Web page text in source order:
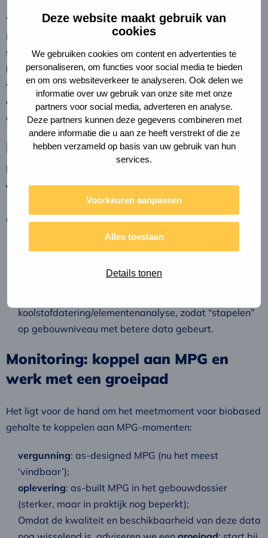
Deze website maakt gebruik van
cookies
We gebruiken cookies om content en advertenties te
personaliseren, om functies voor social media te bieden
en om ons websiteverkeer te analyseren. Ook delen we
informatie over uw gebruik van onze site met onze
partners voor social media, adverteren en analyse.
Deze partners kunnen deze gegevens combineren met
andere informatie die u aan ze heeft verstrekt of die ze
hebben verzameld op basis van uw gebruik van hun
services.
Voorkeuren aanpassen
Alles toestaan
Details tonen
We adviseren om de demarcatie te harmoniseren met de
MPG-demarcatie (Bbl), met uitzondering van de
fundering. De reden van excluderen van de fundering is
het creëren van een gelijk speelveld: funderingen
verschillen sterk per locatie (o.a. bodemopbouw) binnen
de MRA.Scherpe keuzes nodig voor klimaatneutraal
energiesysteem met bescherming van mensen en natuur.
Bepalingsmethode:
materiaalbalans, met productdata
waar mogelijk
Conform NTA 8230 adviseren we:
bepaal het biobased aandeel op gebouwniveau via
stimuleer producenten om waar mogelijk productdata
koolstofdatering/elementenanalyse, zodat “stapelen”
op gebouwniveau met betere data gebeurt.
Monitoring: koppel aan MPG en
werk met een groeipad
Het ligt voor de hand om het meetmoment voor biobased
gehalte te koppelen aan MPG-momenten:
vergunning: as-designed MPG (nu het meest
‘vindbaar’);
oplevering: as-built MPG in het gebouwdossier
(sterker, maar in praktijk nog beperkt);
Omdat de kwaliteit en beschikbaarheid van deze data